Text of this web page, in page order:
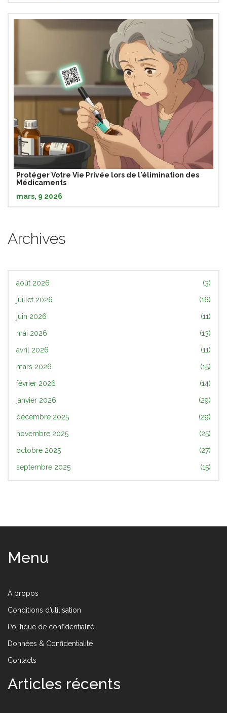
Protéger Votre Vie Privée lors de l'élimination des
Médicaments
mars, 9 2026
Archives
août 2026 (3)
juillet 2026 (16)
juin 2026 (11)
mai 2026 (13)
avril 2026 (11)
mars 2026 (15)
février 2026 (14)
janvier 2026 (29)
décembre 2025 (29)
novembre 2025 (25)
octobre 2025 (27)
septembre 2025 (15)
Menu
À propos
Conditions d’utilisation
Politique de confidentialité
Données & Confidentialité
Contacts
Articles récents